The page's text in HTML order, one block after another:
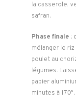
la casserole,
safran.
Phase finale :
mélanger le
poulet au
légumes.
papier
minutes à 170°.